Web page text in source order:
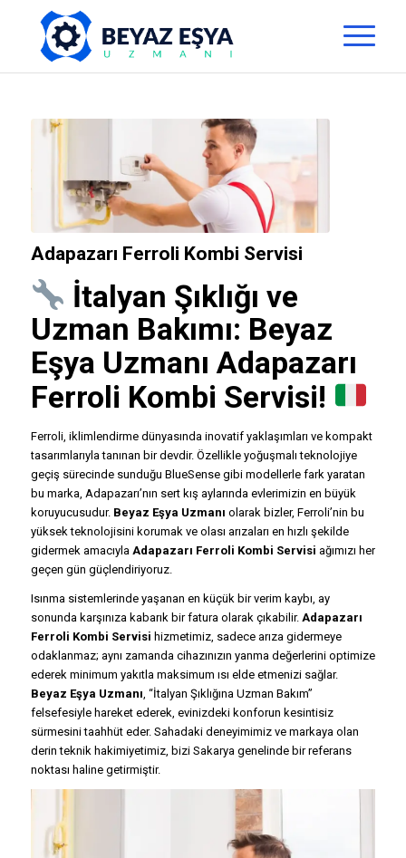
Adapazarı Ferroli Kombi Servisi
İtalyan Şıklığı ve
Uzman Bakımı: Beyaz
Eşya Uzmanı Adapazarı
Ferroli Kombi Servisi!
Ferroli, iklimlendirme dünyasında inovatif yaklaşımları ve kompakt
tasarımlarıyla tanınan bir devdir. Özellikle yoğuşmalı teknolojiye
geçiş sürecinde sunduğu BlueSense gibi modellerle fark yaratan
bu marka, Adapazarı’nın sert kış aylarında evlerimizin en büyük
koruyucusudur. Beyaz Eşya Uzmanı olarak bizler, Ferroli’nin bu
yüksek teknolojisini korumak ve olası arızaları en hızlı şekilde
gidermek amacıyla Adapazarı Ferroli Kombi Servisi ağımızı her
geçen gün güçlendiriyoruz.
Isınma sistemlerinde yaşanan en küçük bir verim kaybı, ay
sonunda karşınıza kabarık bir fatura olarak çıkabilir. Adapazarı
Ferroli Kombi Servisi hizmetimiz, sadece arıza gidermeye
odaklanmaz; aynı zamanda cihazınızın yanma değerlerini optimize
ederek minimum yakıtla maksimum ısı elde etmenizi sağlar.
Beyaz Eşya Uzmanı , “İtalyan Şıklığına Uzman Bakım”
felsefesiyle hareket ederek, evinizdeki konforun kesintisiz
sürmesini taahhüt eder. Sahadaki deneyimimiz ve markaya olan
derin teknik hakimiyetimiz, bizi Sakarya genelinde bir referans
noktası haline getirmiştir.